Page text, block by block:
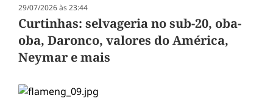
29/07/2026 às 23:44
Curtinhas: selvageria no sub-20, oba-
oba, Daronco, valores do América,
Neymar e mais